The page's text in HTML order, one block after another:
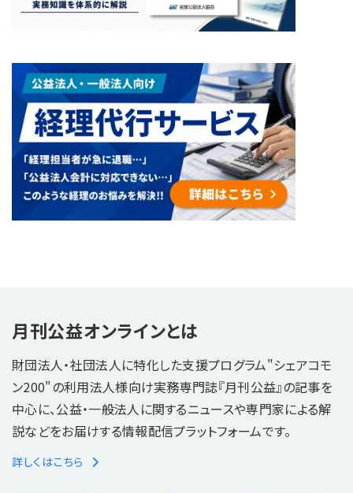
月刊公益オンラインとは
財団法人・社団法人に特化した支援プログラム"シェアコモ
ン200"の利用法人様向け実務専門誌『月刊公益』の記事を
中心に、公益・一般法人に関するニュースや専門家による解
説などをお届けする情報配信プラットフォームです。
詳しくはこちら